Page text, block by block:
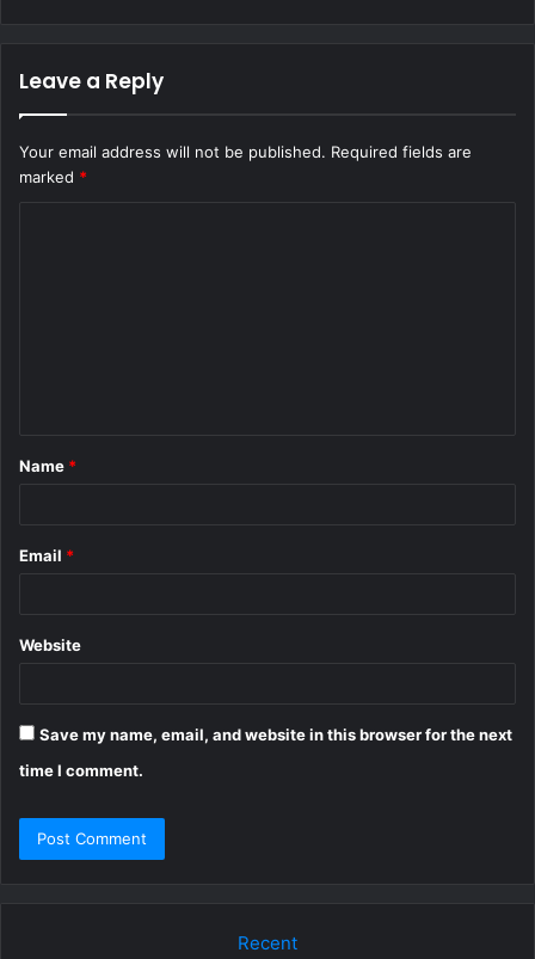
Leave a Reply
Your email address will not be published. Required fields are
marked *
*
Name *
Email *
Website
Save my name, email, and website in this browser for the next
time I comment.
Recent